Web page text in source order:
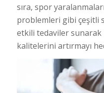
sıra, spor
problemleri gibi çeşitli
etkili tedaviler sunarak
kalitelerini artırmayı